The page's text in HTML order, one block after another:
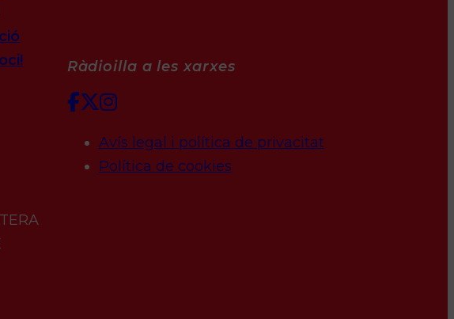
Ràdioilla a les xarxes
Avís legal i política de privacitat
Política de cookies